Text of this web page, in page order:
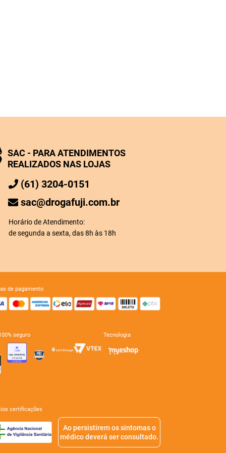
SAC - PARA ATENDIMENTOS
REALIZADOS NAS LOJAS
(61) 3204-0151
sac@drogafuji.com.br
Horário de Atendimento:
de segunda a sexta, das 8h às 18h
de pagamento
seguro tecnologia
certificações
Ao persistirem os sintomas o
médico deverá ser consultado.